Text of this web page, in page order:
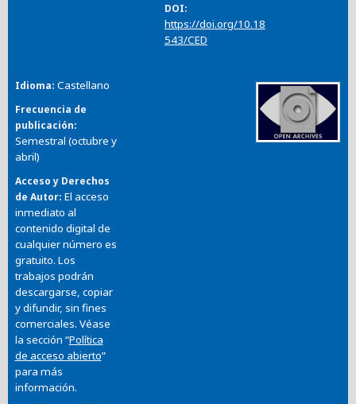
DOI
https://doi.org/10.18
543/CED
Idioma Castellano
Frecuencia de
publicación
Semestral (octubre y
abril)
Acceso y Derechos
de Autor El acceso
inmediato al
contenido digital de
cualquier número es
gratuito. Los
trabajos podrán
descargarse, copiar
y difundir, sin fines
comerciales. Véase
la sección “Política
de acceso abierto”
para más
información.